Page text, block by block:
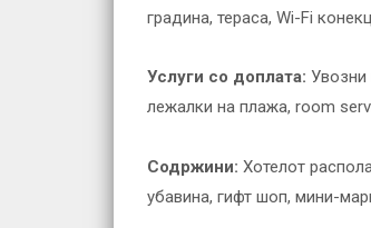
градина, тераса, Wi-Fi
Услуги со доплата: Увозни
лежалки на плажа, room
Содржини: Хотелот
убавина, гифт шоп, мини-